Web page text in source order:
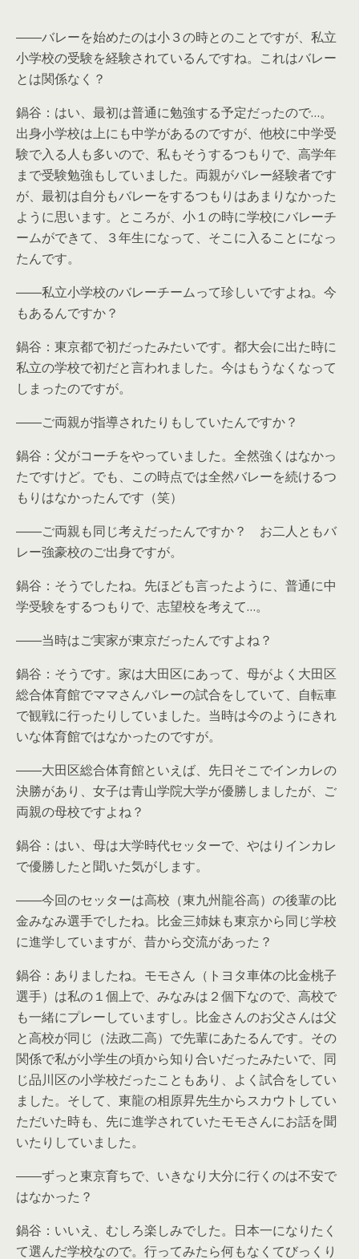
――バレーを始めたのは小３の時とのことですが、私立
小学校の受験を経験されているんですね。これはバレー
とは関係なく？
鍋谷：はい、最初は普通に勉強する予定だったので…。
出身小学校は上にも中学があるのですが、他校に中学受
験で入る人も多いので、私もそうするつもりで、高学年
まで受験勉強もしていました。両親がバレー経験者です
が、最初は自分もバレーをするつもりはあまりなかった
ように思います。ところが、小１の時に学校にバレーチ
ームができて、３年生になって、そこに入ることになっ
たんです。
――私立小学校のバレーチームって珍しいですよね。今
もあるんですか？
鍋谷：東京都で初だったみたいです。都大会に出た時に
私立の学校で初だと言われました。今はもうなくなって
しまったのですが。
――ご両親が指導されたりもしていたんですか？
鍋谷：父がコーチをやっていました。全然強くはなかっ
たですけど。でも、この時点では全然バレーを続けるつ
もりはなかったんです（笑）
――ご両親も同じ考えだったんですか？ お二人ともバ
レー強豪校のご出身ですが。
鍋谷：そうでしたね。先ほども言ったように、普通に中
学受験をするつもりで、志望校を考えて…。
――当時はご実家が東京だったんですよね？
鍋谷：そうです。家は大田区にあって、母がよく大田区
総合体育館でママさんバレーの試合をしていて、自転車
で観戦に行ったりしていました。当時は今のようにきれ
いな体育館ではなかったのですが。
――大田区総合体育館といえば、先日そこでインカレの
決勝があり、女子は青山学院大学が優勝しましたが、ご
両親の母校ですよね？
鍋谷：はい、母は大学時代セッターで、やはりインカレ
で優勝したと聞いた気がします。
――今回のセッターは高校（東九州龍谷高）の後輩の比
金みなみ選手でしたね。比金三姉妹も東京から同じ学校
に進学していますが、昔から交流があった？
鍋谷：ありましたね。モモさん（トヨタ車体の比金桃子
選手）は私の１個上で、みなみは２個下なので、高校で
も一緒にプレーしていますし。比金さんのお父さんは父
と高校が同じ（法政二高）で先輩にあたるんです。その
関係で私が小学生の頃から知り合いだったみたいで、同
じ品川区の小学校だったこともあり、よく試合をしてい
ました。そして、東龍の相原昇先生からスカウトしてい
ただいた時も、先に進学されていたモモさんにお話を聞
いたりしていました。
――ずっと東京育ちで、いきなり大分に行くのは不安で
はなかった？
鍋谷：いいえ、むしろ楽しみでした。日本一になりたく
て選んだ学校なので。行ってみたら何もなくてびっくり